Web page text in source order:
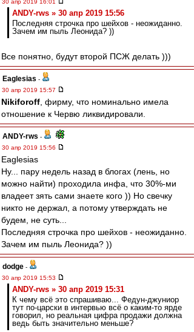
30 апр 2019 16:01
ANDY-rws » 30 апр 2019 15:56
Последняя строчка про шейхов - неожиданно.
Зачем им пыль Леонида? ))
Все понятно, будут второй ПСЖ делать )))
Eaglesias -
30 апр 2019 15:57
Nikiforoff , фирму, что номинально имела
отношение к Червю ликвидировали.
ANDY-rws -
30 апр 2019 15:56
Eaglesias
Ну... пару недель назад в блогах (лень, но
можно найти) проходила инфа, что 30%-ми
владеет зять сами знаете кого )) Но свечку
никто не держал, а потому утверждать не
будем, не суть...
Последняя строчка про шейхов - неожиданно.
Зачем им пыль Леонида? ))
dodge -
30 апр 2019 15:53
ANDY-rws » 30 апр 2019 15:31
К чему всё это спрашиваю... Федун-джуниор
тут по-царски в интервью всё о каким-то ярде
говорил, но реальная цифра продажи должна
ведь быть значительно меньше?